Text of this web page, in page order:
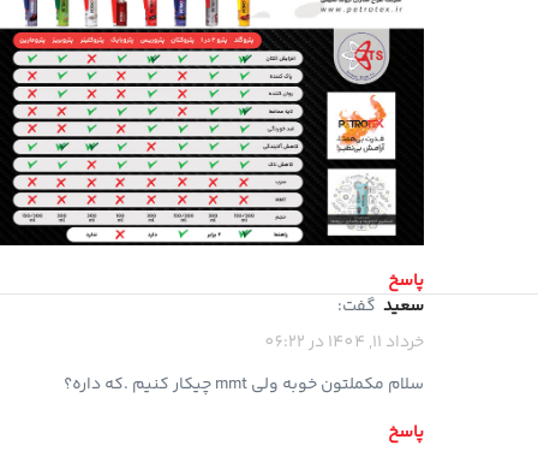
پاسخ
سعید گفت:
خرداد 11, 1404 در 06:22
سلام مکملتون خوبه ولی mmt چیکار کنیم .که داره؟
پاسخ